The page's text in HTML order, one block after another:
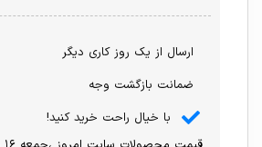
ارسال از یک روز کاری دیگر
ضمانت بازگشت وجه
با خیال راحت خرید کنید!